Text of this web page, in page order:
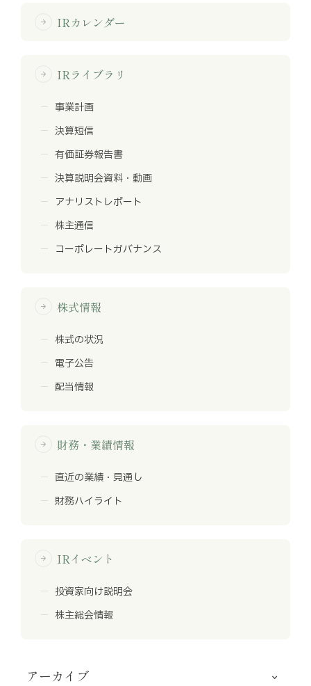
arrow_forward IRカレンダー
arrow_forward IRライブラリ
事業計画
決算短信
有価証券報告書
決算説明会資料・動画
アナリストレポート
株主通信
コーポレートガバナンス
arrow_forward 株式情報
株式の状況
電子公告
配当情報
arrow_forward 財務・業績情報
直近の業績・見通し
財務ハイライト
arrow_forward IRイベント
投資家向け説明会
株主総会情報
アーカイブ